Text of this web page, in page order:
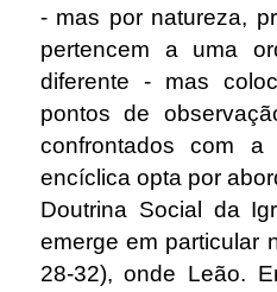
- mas por natureza,
pertencem a uma
diferente - mas
pontos de
confrontados com
encíclica opta por
Doutrina Social da
emerge em particular
28-32), onde Leão.